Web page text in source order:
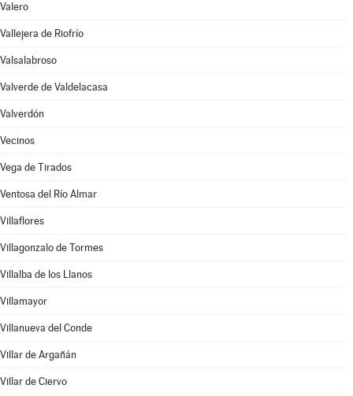
Valero
Vallejera de Riofrío
Valsalabroso
Valverde de Valdelacasa
Valverdón
Vecinos
Vega de Tirados
Ventosa del Río Almar
Villaflores
Villagonzalo de Tormes
Villalba de los Llanos
Villamayor
Villanueva del Conde
Villar de Argañán
Villar de Ciervo